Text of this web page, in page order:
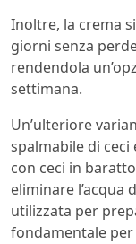
Inoltre, la crema
giorni senza
rendendola
settimana.
Un’ulteriore
spalmabile di ceci
con ceci in
eliminare l’acqua
utilizzata per
fondamentale